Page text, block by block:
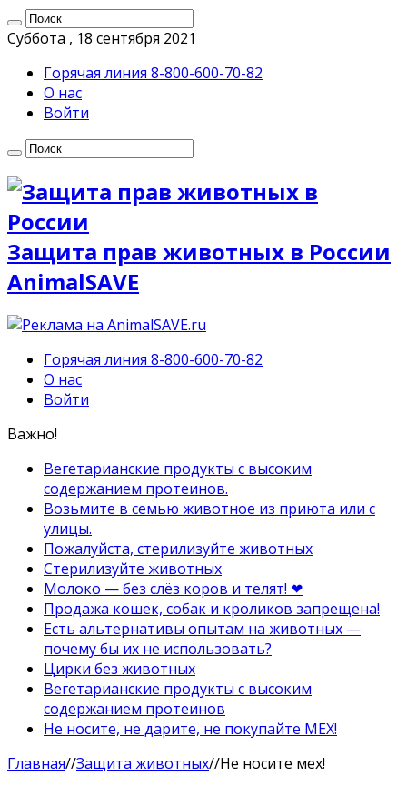
Суббота , 18 сентября 2021
Горячая линия 8-800-600-70-82
О нас
Войти
Защита прав животных в России
AnimalSAVE
Горячая линия 8-800-600-70-82
О нас
Войти
Важно!
Вегетарианские продукты с высоким
содержанием протеинов.
Возьмите в семью животное из приюта или с
улицы.
Пожалуйста, стерилизуйте животных
Стерилизуйте животных
Молоко — без слёз коров и телят! ❤
Продажа кошек, собак и кроликов запрещена!
Есть альтернативы опытам на животных —
почему бы их не использовать?
Цирки без животных
Вегетарианские продукты с высоким
содержанием протеинов
Не носите, не дарите, не покупайте МЕХ!
Главная//Защита животных//Не носите мех!